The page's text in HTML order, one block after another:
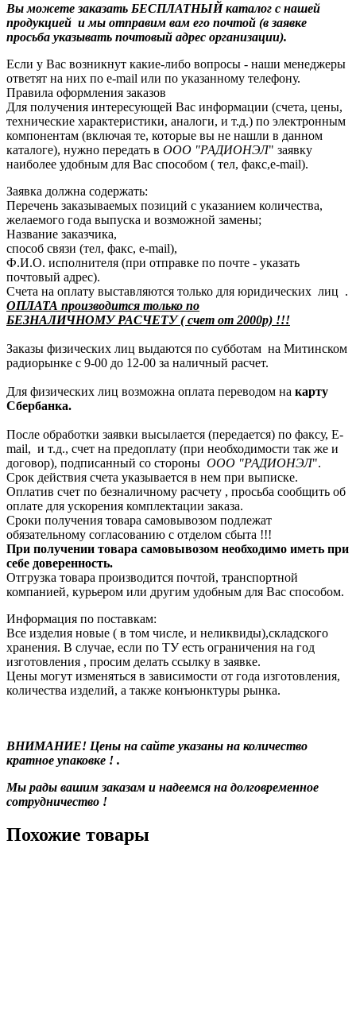
Вы можете заказать БЕСПЛАТНЫЙ каталог с нашей
продукцией и мы отправим вам его почтой (в заявке
просьба указывать почтовый адрес организации).
Если у Вас возникнут какие-либо вопросы - наши менеджеры
ответят на них по e-mail или по указанному телефону.
Правила оформления заказов
Для получения интересующей Вас информации (счета, цены,
технические характеристики, аналоги, и т.д.) по электронным
компонентам (включая те, которые вы не нашли в данном
каталоге), нужно передать в ООО "РАДИОНЭЛ" заявку
наиболее удобным для Вас способом ( тел, факс,e-mail).
Заявка должна содержать:
Перечень заказываемых позиций с указанием количества,
желаемого года выпуска и возможной замены;
Название заказчика,
способ связи (тел, факс, e-mail),
Ф.И.О. исполнителя (при отправке по почте - указать
почтовый адрес).
Счета на оплату выставляются только для юридических лиц .
ОПЛАТА производится только по
БЕЗНАЛИЧНОМУ РАСЧЕТУ ( счет от 2000р) !!!
Заказы физических лиц выдаются по субботам на Митинском
радиорынке с 9-00 до 12-00 за наличный расчет.
Для физических лиц возможна оплата переводом на карту
Сбербанка.
После обработки заявки высылается (передается) по факсу, E-
mail, и т.д., счет на предоплату (при необходимости так же и
договор), подписанный со стороны ООО "РАДИОНЭЛ".
Срок действия счета указывается в нем при выписке.
Оплатив счет по безналичному расчету , просьба сообщить об
оплате для ускорения комплектации заказа.
Сроки получения товара самовывозом подлежат
обязательному согласованию с отделом сбыта !!!
При получении товара самовывозом необходимо иметь при
себе доверенность.
Отгрузка товара производится почтой, транспортной
компанией, курьером или другим удобным для Вас способом.
Информация по поставкам:
Все изделия новые ( в том числе, и неликвиды),складского
хранения. В случае, если по ТУ есть ограничения на год
изготовления , просим делать ссылку в заявке.
Цены могут изменяться в зависимости от года изготовления,
количества изделий, а также конъюнктуры рынка.
ВНИМАНИЕ! Цены на сайте указаны на количество
кратное упаковке ! .
Мы рады вашим заказам и надеемся на долговременное
сотрудничество !
Похожие товары